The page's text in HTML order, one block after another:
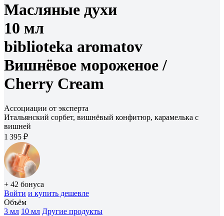
Масляные духи
10 мл
biblioteka aromatov
Вишнёвое мороженое /
Cherry Cream
Ассоциации от эксперта
Итальянский сорбет, вишнёвый конфитюр, карамелька с
вишней
1 395 ₽
+ 42 бонуса
Войти и купить дешевле
Объём
3 мл 10 мл Другие продукты